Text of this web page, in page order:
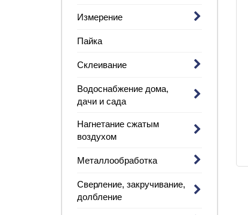
Измерение
Пайка
Склеивание
Водоснабжение дома,
дачи и сада
Нагнетание сжатым
воздухом
Металлообработка
Сверление, закручивание,
долбление